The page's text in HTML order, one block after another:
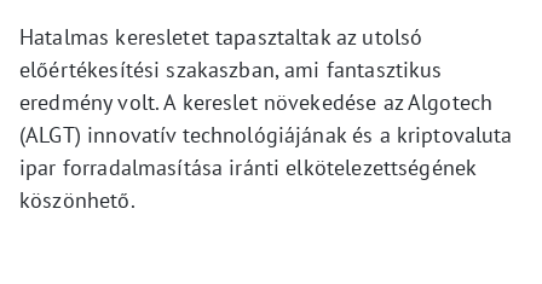
Hatalmas keresletet tapasztaltak az utolsó
előértékesítési szakaszban, ami fantasztikus
eredmény volt. A kereslet növekedése az Algotech
(ALGT) innovatív technológiájának és a kriptovaluta
ipar forradalmasítása iránti elkötelezettségének
köszönhető.